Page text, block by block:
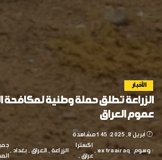
الأخبار
الزراعة تطلق حملة وطنية لمكافحة
عموم العراق
أبريل 8, 2025 145 مشاهدة
وسوم: extraairaq
إكسترا
عراق
الزراعة العراق بغداد